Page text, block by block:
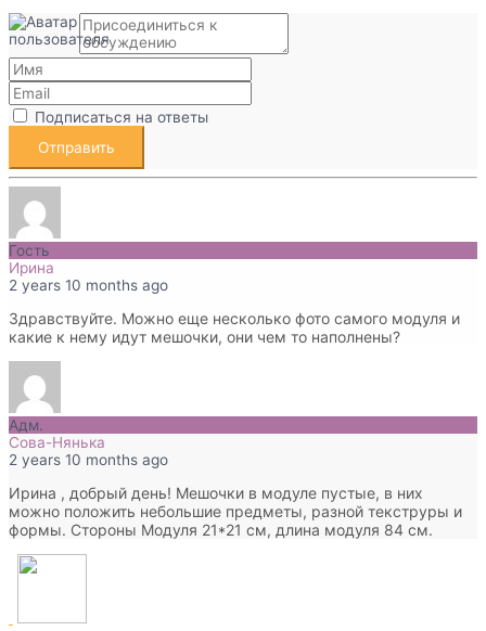
Подписаться на ответы
Гость
Ирина
2 years 10 months ago
Здравствуйте. Можно еще несколько фото самого модуля и
какие к нему идут мешочки, они чем то наполнены?
Адм.
Сова-Нянька
2 years 10 months ago
Ирина , добрый день! Мешочки в модуле пустые, в них
можно положить небольшие предметы, разной текструры и
формы. Стороны Модуля 21*21 см, длина модуля 84 см.